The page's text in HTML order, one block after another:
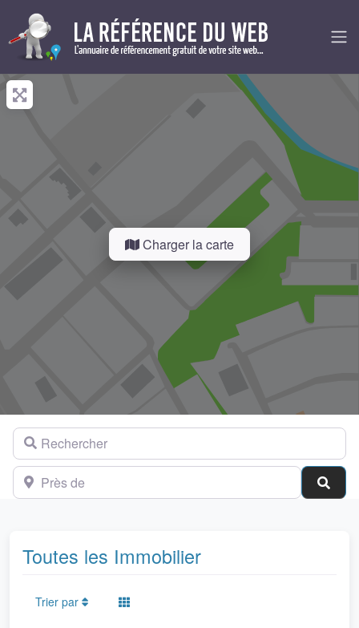
Charger la carte
Rechercher
Près de
Toutes les Immobilier
Trier par